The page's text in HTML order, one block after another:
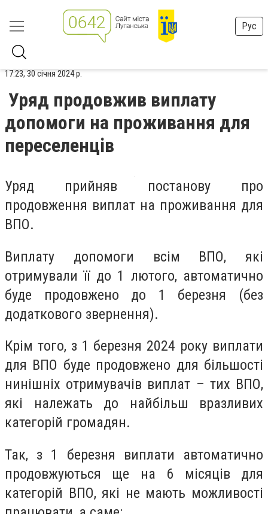
Рус
17:23, 30 січня 2024 р.
Уряд продовжив виплату
допомоги на проживання для
переселенців
Уряд прийняв постанову про
продовження виплат на проживання для
ВПО.
Виплату допомоги всім ВПО, які
отримували її до 1 лютого, автоматично
буде продовжено до 1 березня (без
додаткового звернення).
Крім того, з 1 березня 2024 року виплати
для ВПО буде продовжено для більшості
нинішніх отримувачів виплат – тих ВПО,
які належать до найбільш вразливих
категорій громадян.
Так, з 1 березня виплати автоматично
продовжуються ще на 6 місяців для
категорій ВПО, які не мають можливості